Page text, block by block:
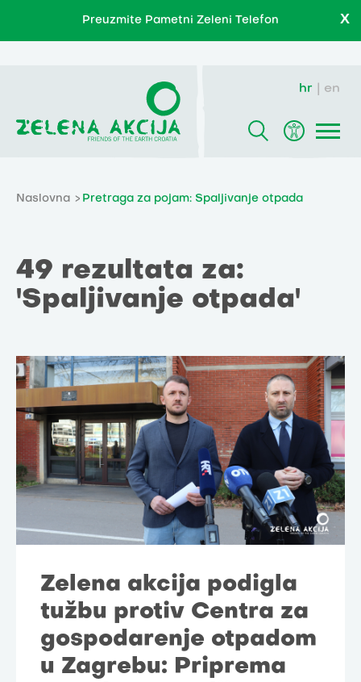
Preuzmite Pametni Zeleni Telefon X
hr en
Naslovna Pretraga za pojam: Spaljivanje otpada
49 rezultata za:
'Spaljivanje otpada'
Zelena akcija podigla
tužbu protiv Centra za
gospodarenje otpadom
u Zagrebu: Priprema